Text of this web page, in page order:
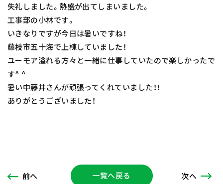
失礼しました。熱盛が出てしまいました。
工事部の小林です。
いきなりですが今日は暑いですね！
藤枝市五十海で上棟していました！
ユーモア溢れる方々と一緒に仕事していたので楽しかったで
す^ ^
暑い中藤井さんが頑張ってくれていました！！
ありがとうございました！
前へ 一覧へ戻る 次へ